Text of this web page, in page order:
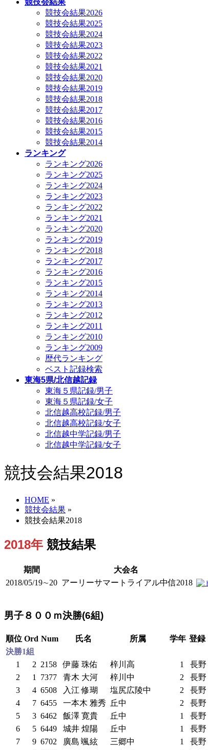
競技会結果
競技会結果2026
競技会結果2025
競技会結果2024
競技会結果2023
競技会結果2022
競技会結果2021
競技会結果2020
競技会結果2019
競技会結果2018
競技会結果2017
競技会結果2016
競技会結果2015
競技会結果2014
ランキング
ランキング2026
ランキング2025
ランキング2024
ランキング2023
ランキング2022
ランキング2021
ランキング2020
ランキング2019
ランキング2018
ランキング2017
ランキング2016
ランキング2015
ランキング2014
ランキング2013
ランキング2012
ランキング2011
ランキング2010
ランキング2009
歴代ランキング
ベスト記録検索
東海5県/北信越記録
東海５県記録/男子
東海５県記録/女子
北信越高校記録/男子
北信越高校記録/女子
北信越中学記録/男子
北信越中学記録/女子
競技会結果2018
HOME »
競技会結果 »
競技会結果2018
2018年 競技結果
期間 大会名
2018/05/19∼20 アーリーサマートライアル中信2018
男子８００ｍ決勝(6組)
順位 Ord Num 氏名 所属 学年 登録
決勝1組
1
2 2158 伊藤 珠佑 梓川高 1 長野
2
1 7377 青木 大河 梓川中 2 長野
3
4 6508 入江 修瑚 塩尻広陵中 2 長野
4
7 6455 一本木 雅秀 丘中 2 長野
5
3 6462 飯澤 寛貴 丘中 1 長野
6
5 6449 城井 煌陽 丘中 1 長野
7
9 6702 廣島 颯絃 三郷中 1 長野